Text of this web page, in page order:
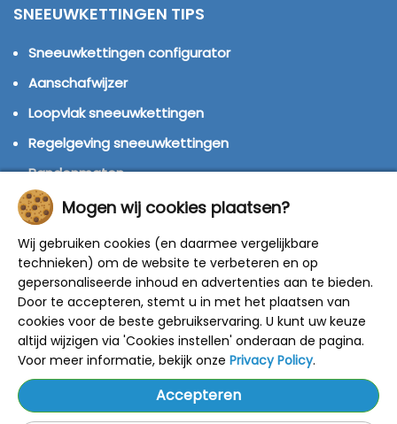
SNEEUWKETTINGEN TIPS
Sneeuwkettingen configurator
Aanschafwijzer
Loopvlak sneeuwkettingen
Regelgeving sneeuwkettingen
Bandenmaten
Montage handleidingen
Winterbanden
© 2014 - 2025 Sneeuwkettingen4u - Alle rechten
voorbehouden
De getoonde adviesprijzen zijn door de fabrikant
bepaald.
Alle prijzen zijn inclusief BTW en verzendkosten.
Mogen wij cookies plaatsen?
Wij gebruiken cookies (en daarmee vergelijkbare
technieken) om de website te verbeteren en op
gepersonaliseerde inhoud en advertenties aan te bieden.
Door te accepteren, stemt u in met het plaatsen van
cookies voor de beste gebruikservaring. U kunt uw keuze
altijd wijzigen via 'Cookies instellen' onderaan de pagina.
Voor meer informatie, bekijk onze Privacy Policy.
Accepteren